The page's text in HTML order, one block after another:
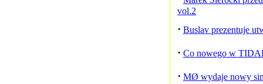
vol.2
· Buslav prezentuje
· Co nowego w
· MØ wydaje nowy